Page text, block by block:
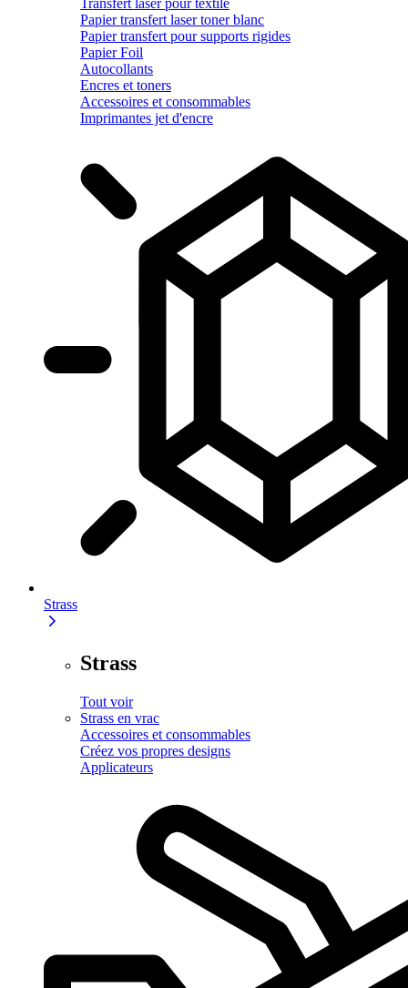
Papier transfert laser toner blanc
Papier transfert pour supports rigides
Papier Foil
Autocollants
Encres et toners
Accessoires et consommables
Imprimantes jet d'encre
Strass
Strass
Tout voir
Strass en vrac
Accessoires et consommables
Créez vos propres designs
Applicateurs